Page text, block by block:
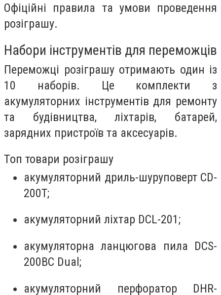
Офіційні правила та умови проведення
розіграшу.
Набори інструментів для переможців
Переможці розіграшу отримають один із
10 наборів. Це комплекти з
акумуляторних інструментів для ремонту
та будівництва, ліхтарів, батарей,
зарядних пристроїв та аксесуарів.
Топ товари розіграшу
акумуляторний дриль-шуруповерт CD-
200T;
акумуляторний ліхтар DCL-201;
акумуляторна ланцюгова пила DCS-
200BC Dual;
акумуляторний перфоратор DHR-